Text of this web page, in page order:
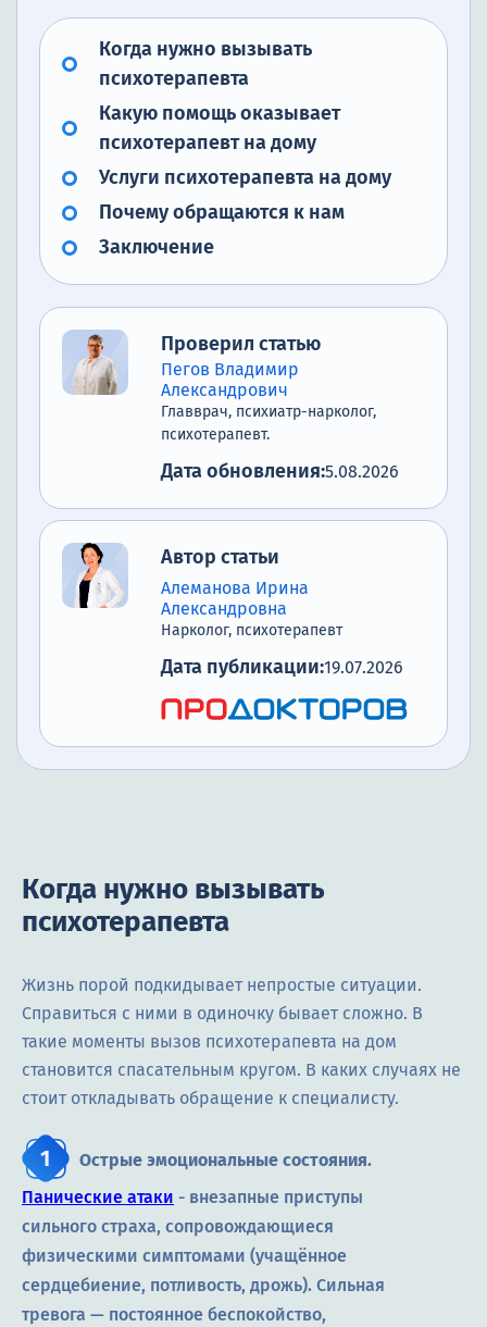
Когда нужно вызывать
психотерапевта
Какую помощь оказывает
психотерапевт на дому
Услуги психотерапевта на дому
Почему обращаются к нам
Заключение
Проверил статью
Пегов Владимир
Александрович
Главврач, психиатр-нарколог,
психотерапевт.
Дата обновления:5.08.2026
Автор статьи
Алеманова Ирина
Александровна
Нарколог, психотерапевт
Дата публикации:19.07.2026
Когда нужно вызывать
психотерапевта
Жизнь порой подкидывает непростые ситуации.
Справиться с ними в одиночку бывает сложно. В
такие моменты вызов психотерапевта на дом
становится спасательным кругом. В каких случаях не
стоит откладывать обращение к специалисту.
Острые эмоциональные состояния.
Панические атаки - внезапные приступы
сильного страха, сопровождающиеся
физическими симптомами (учащённое
сердцебиение, потливость, дрожь). Сильная
тревога — постоянное беспокойство,